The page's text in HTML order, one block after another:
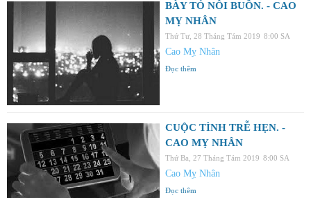
BÀY TỎ NỖI BUỒN. - CAO
MỴ NHÂN
Thứ Tư, 28 Tháng Tám 2019 8:00 SA
Cao Mỵ Nhân
Đọc thêm
CUỘC TÌNH TRỄ HẸN. -
CAO MỴ NHÂN
Thứ Ba, 27 Tháng Tám 2019 8:00 SA
Cao Mỵ Nhân
Đọc thêm